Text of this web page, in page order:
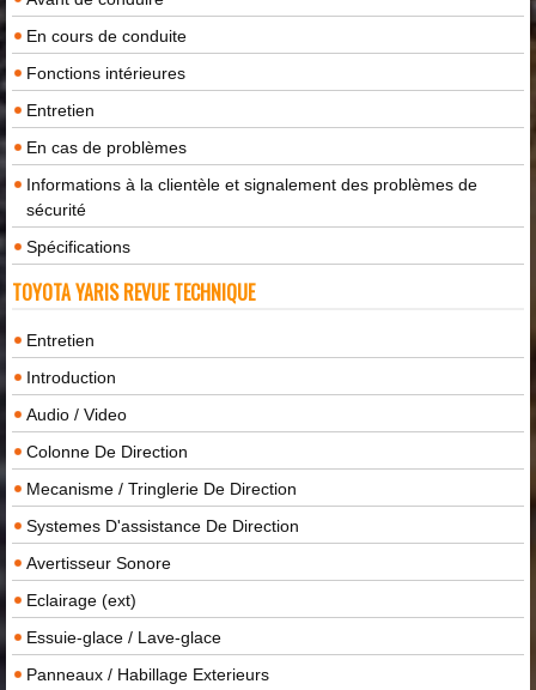
En cours de conduite
Fonctions intérieures
Entretien
En cas de problèmes
Informations à la clientèle et signalement des problèmes de
sécurité
Spécifications
TOYOTA YARIS REVUE TECHNIQUE
Entretien
Introduction
Audio / Video
Colonne De Direction
Mecanisme / Tringlerie De Direction
Systemes D'assistance De Direction
Avertisseur Sonore
Eclairage (ext)
Essuie-glace / Lave-glace
Panneaux / Habillage Exterieurs